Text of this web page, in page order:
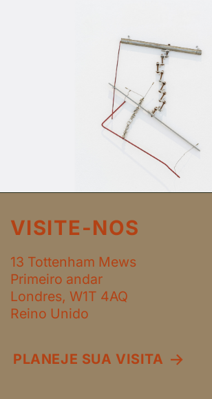
VISITE-NOS
13 Tottenham Mews
Primeiro andar
Londres, W1T 4AQ
Reino Unido
PLANEJE SUA VISITA